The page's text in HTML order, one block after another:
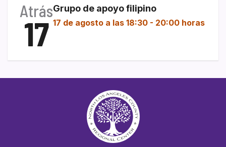
Atrás
17
Grupo de apoyo filipino
17 de agosto a las 18:30 - 20:00 horas